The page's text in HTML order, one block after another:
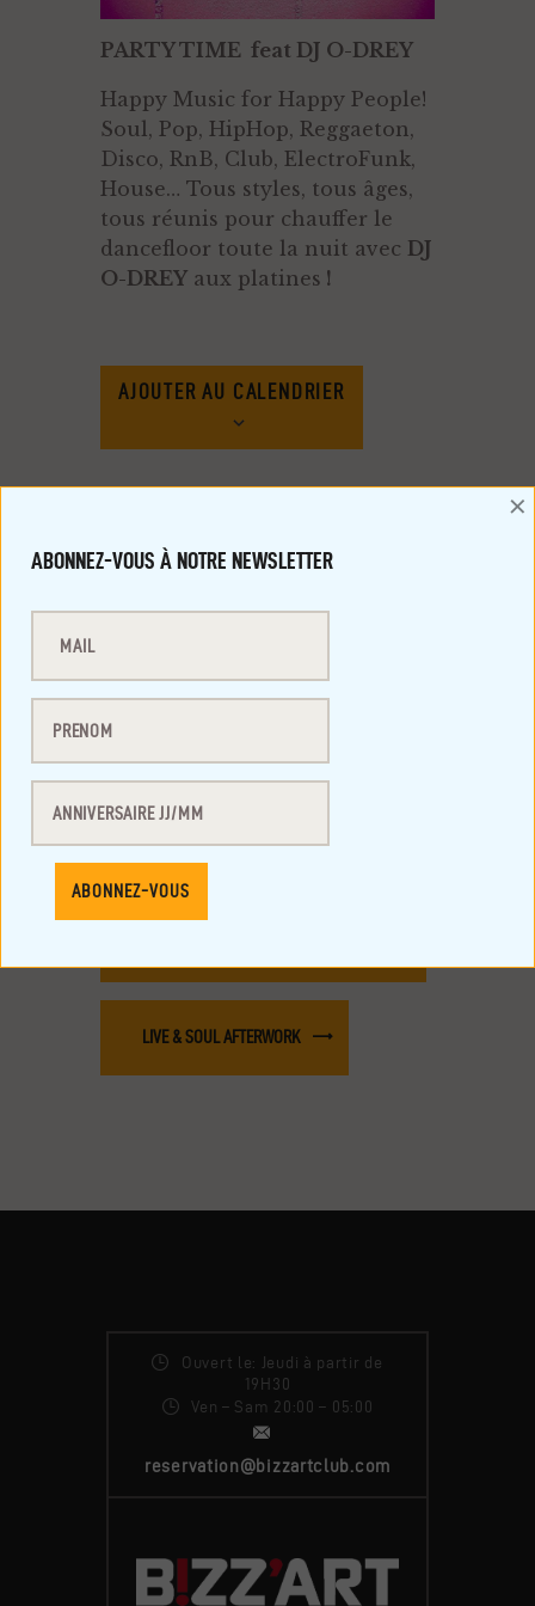
PARTY TIME feat DJ O-DREY
Happy Music for Happy People!
Soul, Pop, HipHop, Reggaeton,
Disco, RnB, Club, ElectroFunk,
House… Tous styles, tous âges,
tous réunis pour chauffer le
dancefloor toute la nuit avec DJ
O-DREY aux platines !
AJOUTER AU CALENDRIER
10/05/2025 à 23h30
11/05/2025 à 5h00
Prix :
12€
LIVE & SOUL AFTERWORK
Ouvert le: Jeudi à partir de
19H30
Ven – Sam 20:00 – 05:00
reservation@bizzartclub.com
ABONNEZ-VOUS À NOTRE NEWSLETTER
×